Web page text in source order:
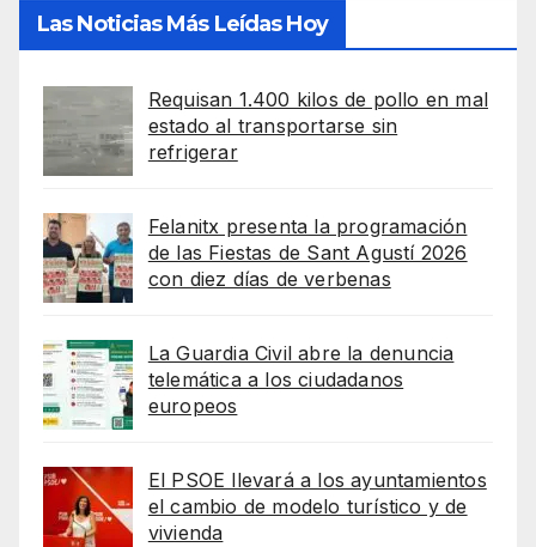
Las Noticias Más Leídas Hoy
Requisan 1.400 kilos de pollo en mal
estado al transportarse sin
refrigerar
Felanitx presenta la programación
de las Fiestas de Sant Agustí 2026
con diez días de verbenas
La Guardia Civil abre la denuncia
telemática a los ciudadanos
europeos
El PSOE llevará a los ayuntamientos
el cambio de modelo turístico y de
vivienda